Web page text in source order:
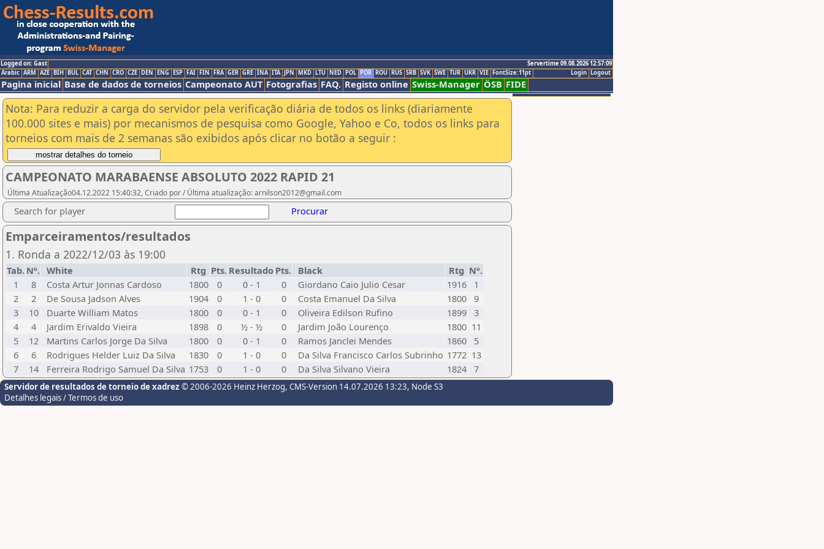
Logged on: Gast
Servertime 09.08.2026 12:57:09
Logout
Login
Arabic ARM AZE BIH BUL CAT CHN CRO CZE DEN ENG ESP FAI FIN FRA GER GRE INA ITA JPN MKD LTU NED POL POR ROU RUS SRB SVK SWE TUR UKR VIE FontSize:11pt
Pagina inicial Base de dados de torneios Campeonato AUT Fotografias FAQ. Registo online Swiss-Manager ÖSB FIDE
Nota: Para reduzir a carga do servidor pela verificação diária de todos os links (diariamente
100.000 sites e mais) por mecanismos de pesquisa como Google, Yahoo e Co, todos os links para
torneios com mais de 2 semanas são exibidos após clicar no botão a seguir :
CAMPEONATO MARABAENSE ABSOLUTO 2022 RAPID 21
Última Atualização04.12.2022 15:40:32, Criado por / Última atualização: arnilson2012@gmail.com
Search for player Procurar
Emparceiramentos/resultados
1. Ronda a 2022/12/03 às 19:00
Tab. Nº. White Rtg Pts. Resultado Pts. Black Rtg Nº.
1
8 Costa Artur Jonnas Cardoso 1800 0 0 - 1 0 Giordano Caio Julio Cesar 1916
1
2
2 De Sousa Jadson Alves 1904 0 1 - 0 0 Costa Emanuel Da Silva 1800 9
3
10 Duarte William Matos 1800 0 0 - 1 0 Oliveira Edilson Rufino 1899 3
4
4 Jardim Erivaldo Vieira 1898 0 ½ - ½ 0 Jardim João Lourenço 1800 11
5
12 Martins Carlos Jorge Da Silva 1800 0 0 - 1 0 Ramos Janclei Mendes 1860
5
6
6 Rodrigues Helder Luiz Da Silva 1830 0 1 - 0 0 Da Silva Francisco Carlos Subrinho 1772 13
7
14 Ferreira Rodrigo Samuel Da Silva 1753 0 1 - 0 0 Da Silva Silvano Vieira 1824 7
Servidor de resultados de torneio de xadrez © 2006-2026 Heinz Herzog, CMS-Version 14.07.2026 13:23, Node S3
Detalhes legais / Termos de uso